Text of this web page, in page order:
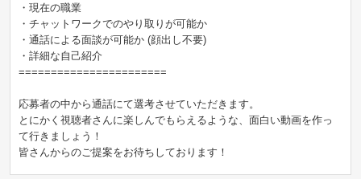
・現在の職業
・チャットワークでのやり取りが可能か
・通話による面談が可能か (顔出し不要)
・詳細な自己紹介
=======================
応募者の中から通話にて選考させていただきます。
とにかく視聴者さんに楽しんでもらえるような、面白い動画を作っ
て行きましょう！
皆さんからのご提案をお待ちしております！